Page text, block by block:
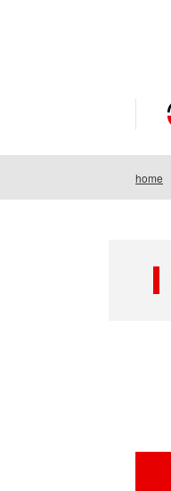
home